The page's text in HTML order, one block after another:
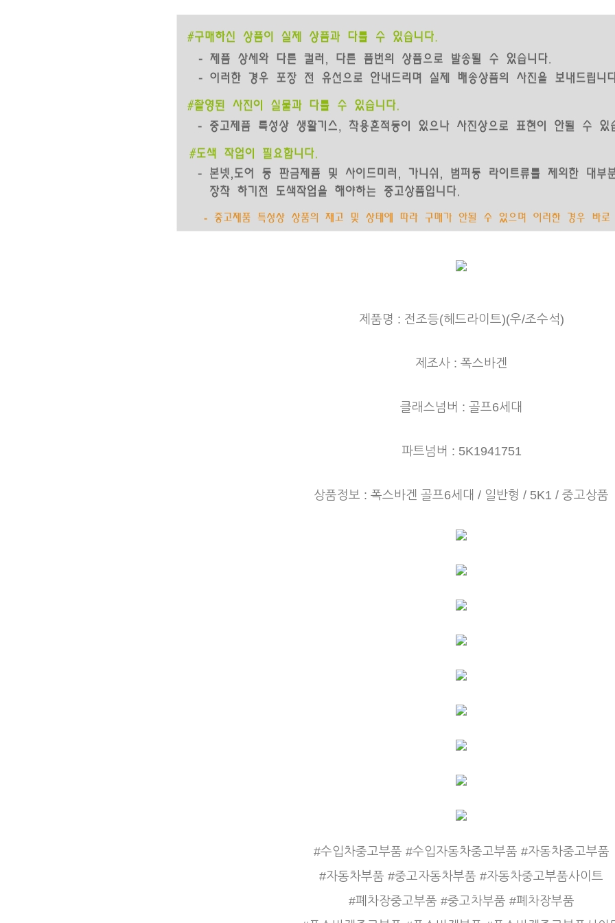
제품명 : 전조등(헤드라이트)(우/조수석)
제조사 : 폭스바겐
클래스넘버 : 골프6세대
파트넘버 : 5K1941751
상품정보 : 폭스바겐 골프6세대 / 일반형 / 5K1 / 중고상품
#수입차중고부품 #수입자동차중고부품 #자동차중고부품
#자동차부품 #중고자동차부품 #자동차중고부품사이트
#폐차장중고부품 #중고차부품 #폐차장부품